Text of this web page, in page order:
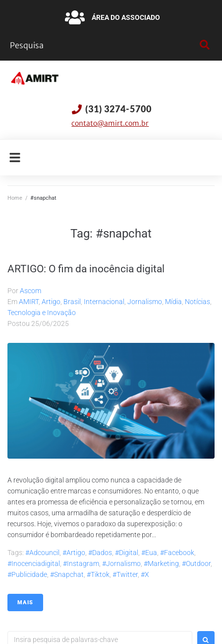
ÁREA DO ASSOCIADO
(31) 3274-5700
contato@amirt.com.br
Home / #snapchat
Tag: #snapchat
ARTIGO: O fim da inocência digital
PorAscom
EmAMIRT, Artigo Brasil Internacional Jornalismo Mídia Notícias
Tecnologia e Inovação
Postou 25/06/2025
A revolução digital ampliou como nunca a capacidade de
comunicação entre marcas e consumidores. No entanto, o que
antes era promessa de eficiência e personalização se tornou, em
muitos casos, uma armadilha de saturação e desperdício de
recursos. Hoje, vivemos o paradoxo da superexposição: o
consumidor é bombardeado repetidamente por...
Tags: #adcouncil #artigo #dados #digital #eua #facebook
#inocenciadigital #instagram #jornalismo #marketing #outdoor,
#publicidade #snapchat #tiktok #twitter, #x
MAIS